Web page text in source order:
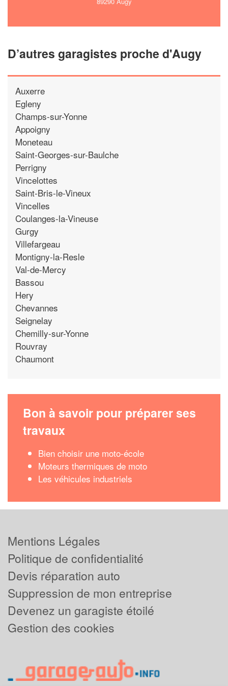
D’autres garagistes proche d'Augy
Auxerre
Egleny
Champs-sur-Yonne
Appoigny
Moneteau
Saint-Georges-sur-Baulche
Perrigny
Vincelottes
Saint-Bris-le-Vineux
Vincelles
Coulanges-la-Vineuse
Gurgy
Villefargeau
Montigny-la-Resle
Val-de-Mercy
Bassou
Hery
Chevannes
Seignelay
Chemilly-sur-Yonne
Rouvray
Chaumont
Bon à savoir pour préparer ses
travaux
Bien choisir une moto-école
Moteurs thermiques de moto
Les véhicules industriels
Mentions Légales
Politique de confidentialité
Devis réparation auto
Suppression de mon entreprise
Devenez un garagiste étoilé
Gestion des cookies